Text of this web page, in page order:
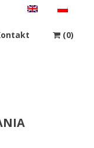
(0)